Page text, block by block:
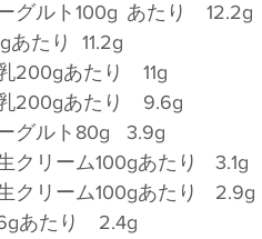
飲むヨーグルト100g	あたり　12.2g
練乳20gあたり	11.2g
たり　11g
たり　9.6g
無糖ヨーグルト80g	3.9g
乳脂肪生クリーム100gあたり	3.1g
植物性生クリーム100gあたり	2.9g
り　2.4g